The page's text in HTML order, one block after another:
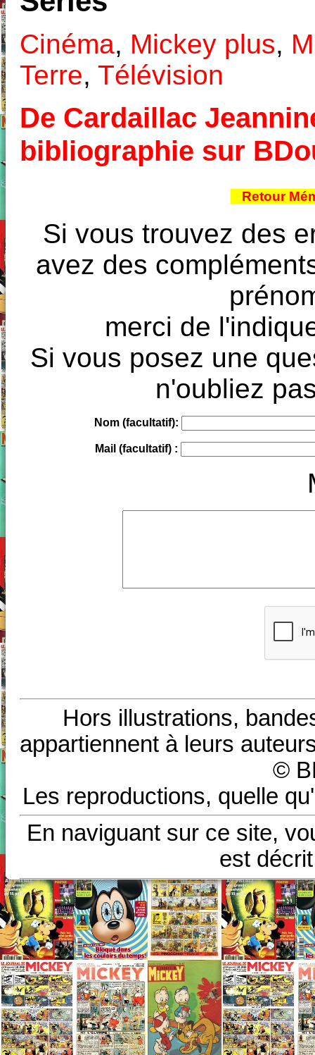
Cinéma, Mickey plus,
Terre, Télévision
De Cardaillac
bibliographie sur
Retour
Si vous trouvez des
avez des
merci de
Si vous posez une
n'oubliez
Nom (facultatif):
Mail (facultatif) :
Hors illustrations,
appartiennent à leurs
©
Les reproductions, quelle
En naviguant sur ce site,
est